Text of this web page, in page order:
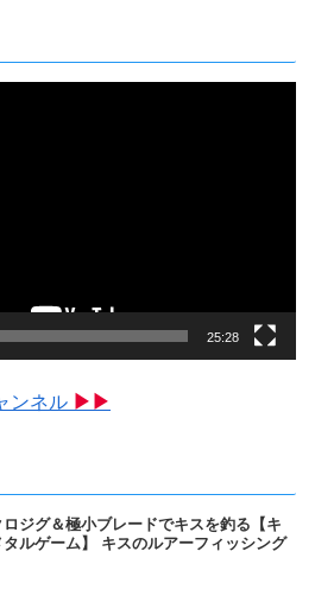
25:28
ンネル ▶▶
ロジグ＆極小ブレードでキスを釣る【キ
タルゲーム】 キスのルアーフィッシング